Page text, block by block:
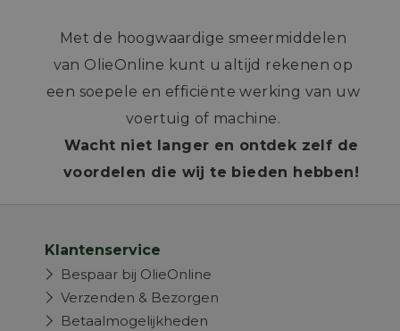
Met de hoogwaardige smeermiddelen
van OlieOnline kunt u altijd rekenen op
een soepele en efficiënte werking van uw
voertuig of machine.
Wacht niet langer en ontdek zelf de
voordelen die wij te bieden hebben!
Klantenservice
Bespaar bij OlieOnline
Verzenden & Bezorgen
Betaalmogelijkheden